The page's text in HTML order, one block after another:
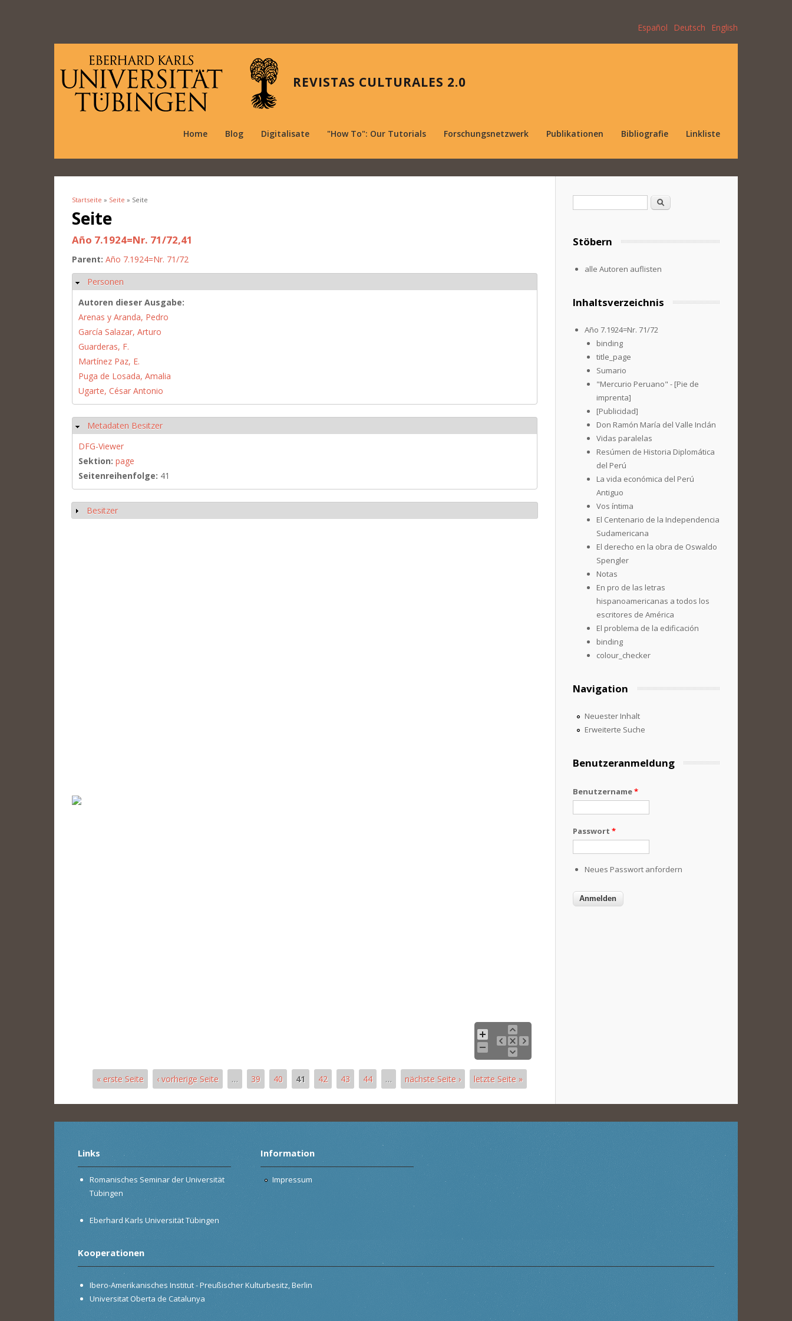
Español Deutsch English
REVISTAS CULTURALES 2.0
Home Blog Digitalisate "How To": Our Tutorials Forschungsnetzwerk Publikationen Bibliografie Linkliste
Sie sind hier
Startseite » Seite » Seite
Seite
Año 7.1924=Nr. 71/72,41
Parent: Año 7.1924=Nr. 71/72
Ausblenden
Personen
Autoren dieser Ausgabe:
Arenas y Aranda, Pedro
García Salazar, Arturo
Guarderas, F.
Martínez Paz, E.
Puga de Losada, Amalia
Ugarte, César Antonio
Ausblenden
Metadaten Besitzer
DFG-Viewer
Sektion: page
Seitenreihenfolge: 41
Anzeigen
Besitzer
« erste Seite ‹ vorherige Seite … 39 40 41 42 43 44 … nächste Seite › letzte Seite »
Suche
Stöbern
alle Autoren auflisten
Inhaltsverzeichnis
Año 7.1924=Nr. 71/72
binding
title_page
Sumario
"Mercurio Peruano" - [Pie de
imprenta]
[Publicidad]
Don Ramón María del Valle Inclán
Vidas paralelas
Resúmen de Historia Diplomática
del Perú
La vida económica del Perú
Antiguo
Vos íntima
El Centenario de la Independencia
Sudamericana
El derecho en la obra de Oswaldo
Spengler
Notas
En pro de las letras
hispanoamericanas a todos los
escritores de América
El problema de la edificación
binding
colour_checker
Navigation
Neuester Inhalt
Erweiterte Suche
Benutzeranmeldung
Benutzername*
Passwort *
Neues Passwort anfordern
Links
Romanisches Seminar der Universität
Tübingen
Eberhard Karls Universität Tübingen
Information
Impressum
Kooperationen
Ibero-Amerikanisches Institut - Preußischer Kulturbesitz, Berlin
Universitat Oberta de Catalunya